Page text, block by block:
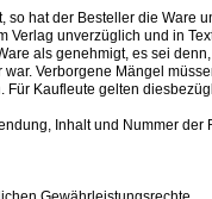
so hat der Besteller die Ware
unverzüglich und in
als genehmigt, es sei
Verborgene Mängel
Kaufleute gelten
Inhalt und Nummer